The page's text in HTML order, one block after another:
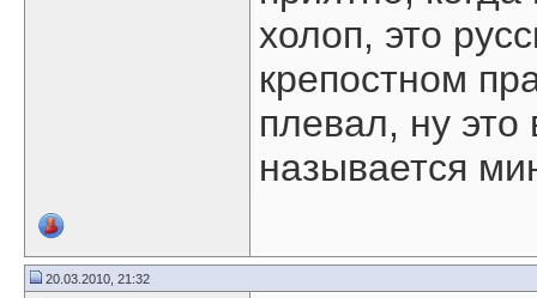
холоп, это
крепостном
плевал, ну
называется
20.03.2010, 21:32